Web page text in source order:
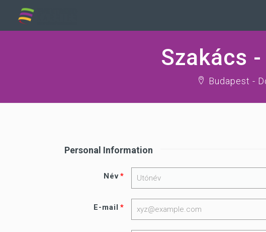
Szakács
Budapest -
Personal Information
Név
E-mail